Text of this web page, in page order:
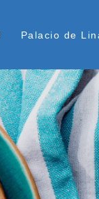
Palacio de